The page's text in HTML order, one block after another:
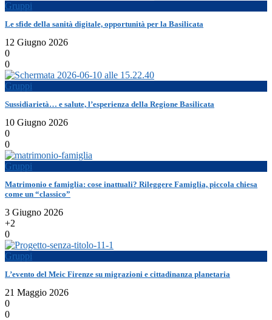
Gruppi
Le sfide della sanità digitale, opportunità per la Basilicata
12 Giugno 2026
0
0
Gruppi
Sussidiarietà… e salute, l’esperienza della Regione Basilicata
10 Giugno 2026
0
0
Gruppi
Matrimonio e famiglia: cose inattuali? Rileggere Famiglia, piccola chiesa
come un “classico”
3 Giugno 2026
+2
0
Gruppi
L’evento del Meic Firenze su migrazioni e cittadinanza planetaria
21 Maggio 2026
0
0